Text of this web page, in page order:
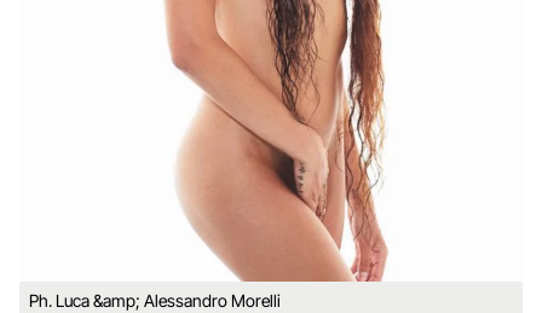
Ph. Luca &amp; Alessandro Morelli